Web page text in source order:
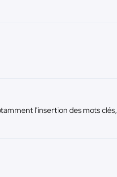
l'insertion des mots clés,